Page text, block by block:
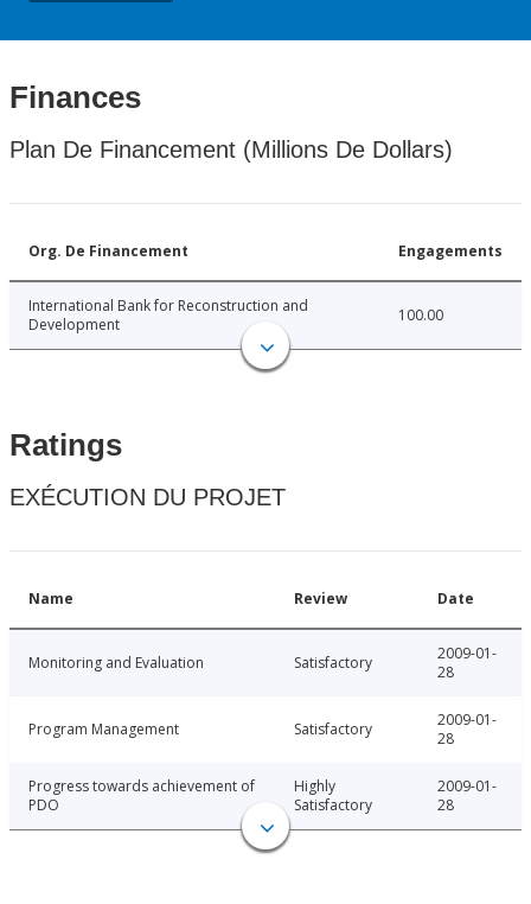
Finances
Plan De Financement (Millions De Dollars)
Org. De Financement Engagements
International Bank for Reconstruction and
Development
100.00
Ratings
EXÉCUTION DU PROJET
Name Review Date
Monitoring and Evaluation Satisfactory
2009-01-
28
Program Management Satisfactory
2009-01-
28
Progress towards achievement of
PDO
Highly
Satisfactory
2009-01-
28